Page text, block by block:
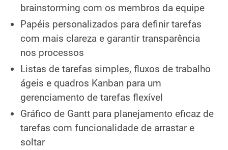
brainstorming com os membros da equipe
Papéis personalizados para definir tarefas
com mais clareza e garantir transparência
nos processos
Listas de tarefas simples, fluxos de trabalho
ágeis e quadros Kanban para um
gerenciamento de tarefas flexível
Gráfico de Gantt para planejamento eficaz de
tarefas com funcionalidade de arrastar e
soltar